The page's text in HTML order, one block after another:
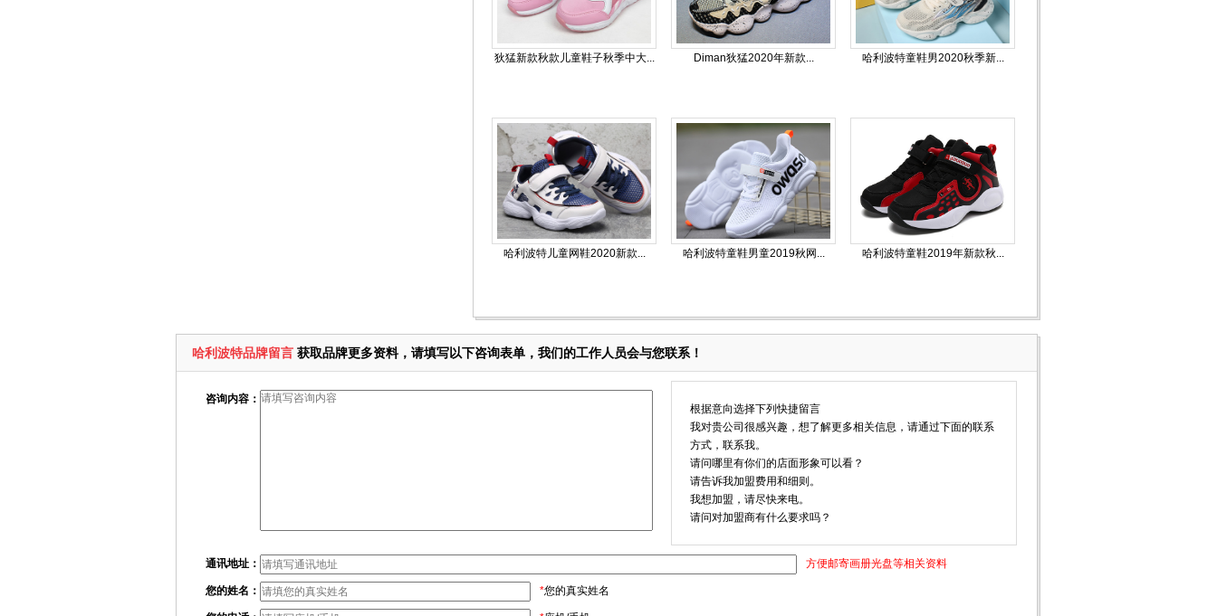
狄猛新款秋款儿童鞋子秋季中大... Diman狄猛2020年新款... 哈利波特童鞋男2020秋季新...
哈利波特儿童网鞋2020新款... 哈利波特童鞋男童2019秋网... 哈利波特童鞋2019年新款秋...
哈利波特品牌留言 获取品牌更多资料，请填写以下咨询表单，我们的工作人员会与您联系！
咨询内容：
根据意向选择下列快捷留言
我对贵公司很感兴趣，想了解更多相关信息，请通过下面的联系
方式，联系我。
请问哪里有你们的店面形象可以看？
请告诉我加盟费用和细则。
我想加盟，请尽快来电。
请问对加盟商有什么要求吗？
通讯地址： 方便邮寄画册光盘等相关资料
您的姓名： *您的真实姓名